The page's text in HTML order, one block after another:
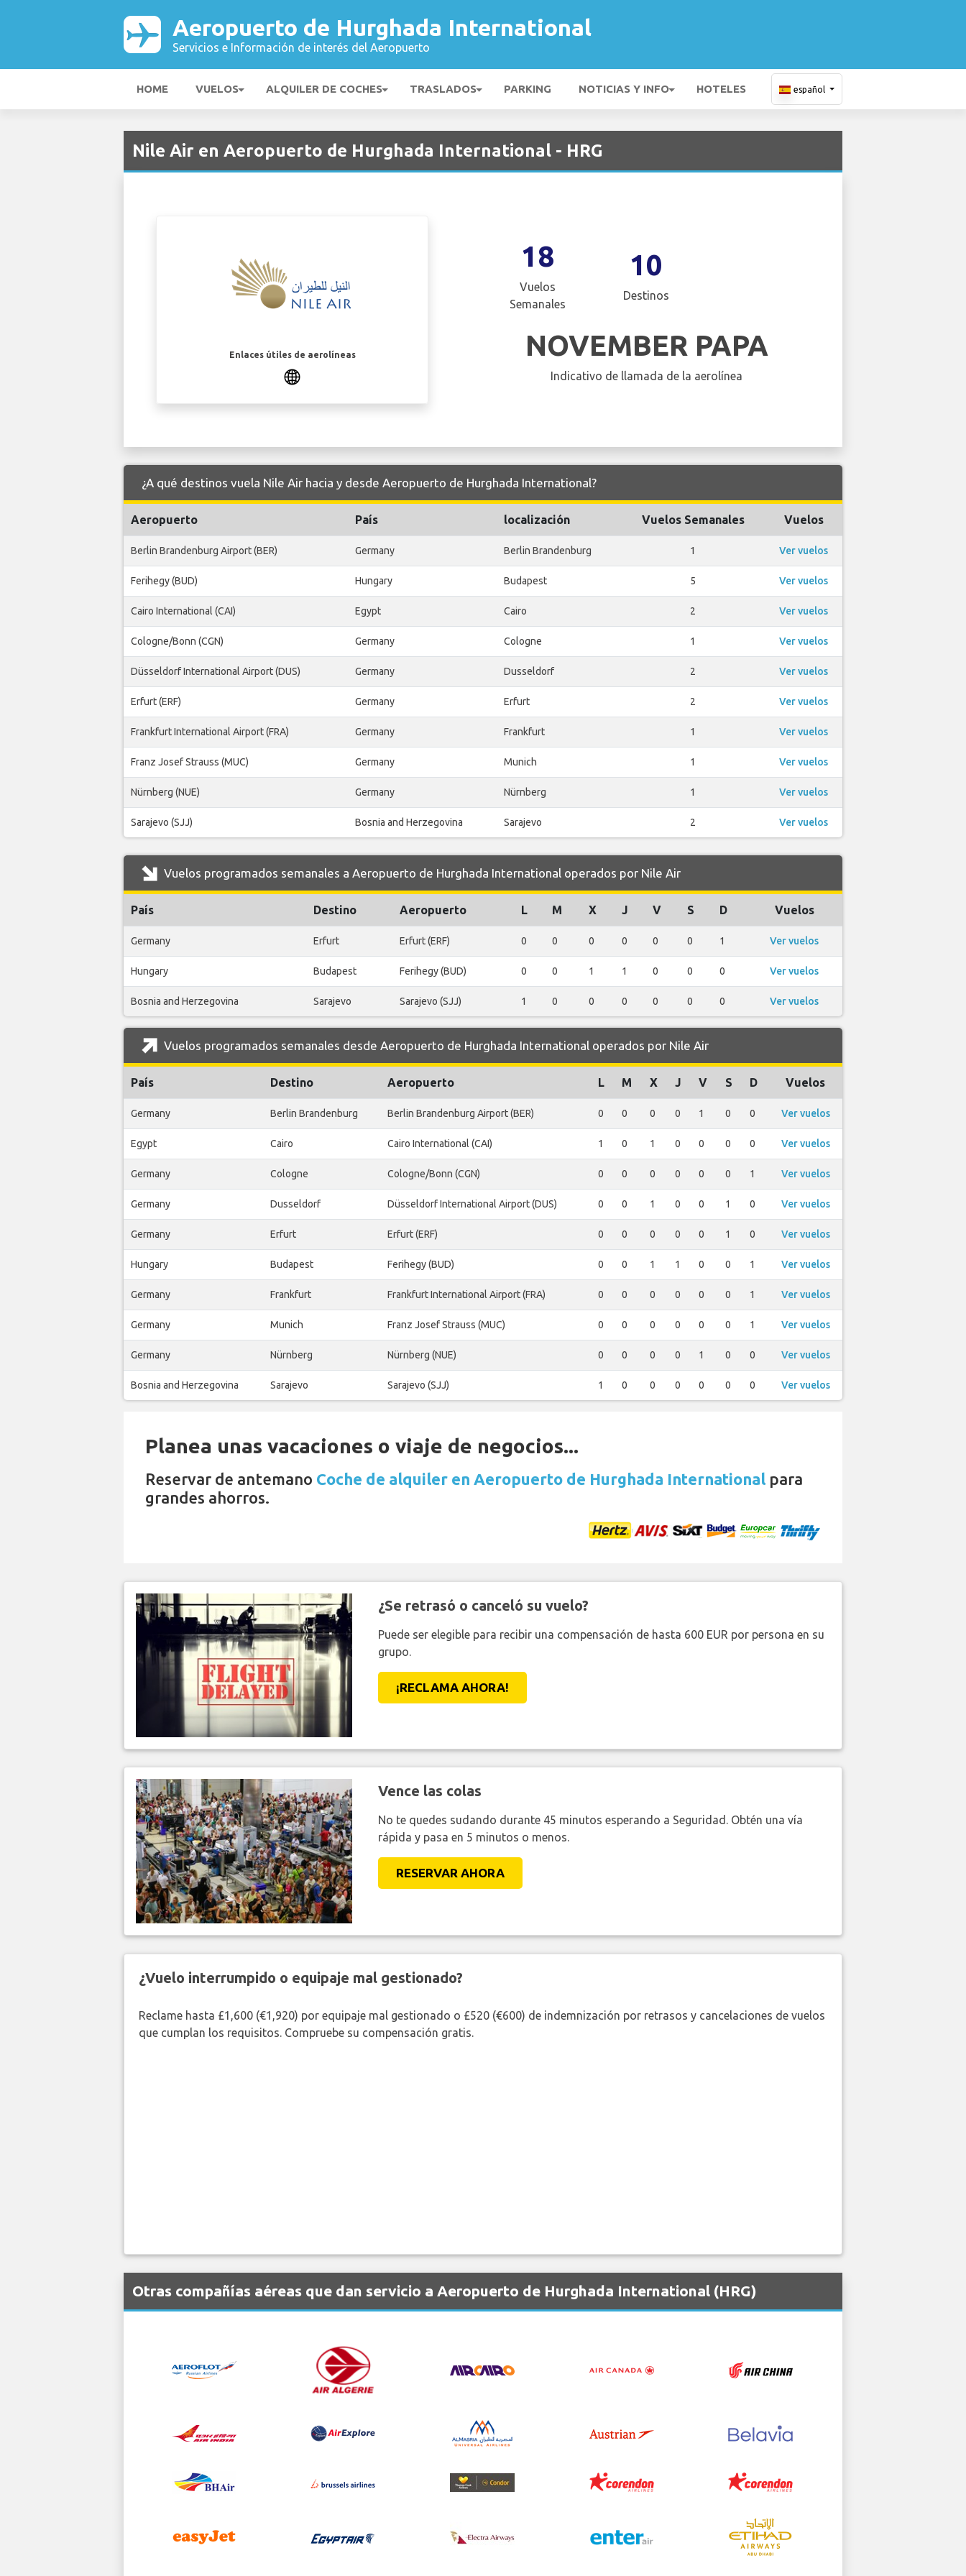
Aeropuerto de Hurghada International
Servicios e Información de interés del Aeropuerto
HOME VUELOS ALQUILER DE COCHES TRASLADOS PARKING NOTICIAS Y INFO HOTELES español
Nile Air en Aeropuerto de Hurghada International - HRG
Enlaces útiles de aerolíneas
18
Vuelos
Semanales
10
Destinos
NOVEMBER PAPA
Indicativo de llamada de la aerolínea
¿A qué destinos vuela Nile Air hacia y desde Aeropuerto de Hurghada International?
Aeropuerto País localización Vuelos Semanales Vuelos
Berlin Brandenburg Airport (BER) Germany Berlin Brandenburg 1 Ver vuelos
Ferihegy (BUD) Hungary Budapest 5 Ver vuelos
Cairo International (CAI) Egypt Cairo 2 Ver vuelos
Cologne/Bonn (CGN) Germany Cologne 1 Ver vuelos
Düsseldorf International Airport (DUS) Germany Dusseldorf 2 Ver vuelos
Erfurt (ERF) Germany Erfurt 2 Ver vuelos
Frankfurt International Airport (FRA) Germany Frankfurt 1 Ver vuelos
Franz Josef Strauss (MUC) Germany Munich 1 Ver vuelos
Nürnberg (NUE) Germany Nürnberg 1 Ver vuelos
Sarajevo (SJJ) Bosnia and Herzegovina Sarajevo 2 Ver vuelos
Vuelos programados semanales a Aeropuerto de Hurghada International operados por Nile Air
País Destino Aeropuerto L M X J V S D Vuelos
Germany Erfurt Erfurt (ERF) 0 0 0 0 0 0 1 Ver vuelos
Hungary Budapest Ferihegy (BUD) 0 0 1 1 0 0 0 Ver vuelos
Bosnia and Herzegovina Sarajevo Sarajevo (SJJ) 1 0 0 0 0 0 0 Ver vuelos
Vuelos programados semanales desde Aeropuerto de Hurghada International operados por Nile Air
País Destino Aeropuerto L M X J V S D Vuelos
Germany Berlin Brandenburg Berlin Brandenburg Airport (BER) 0 0 0 0 1 0 0 Ver vuelos
Egypt Cairo Cairo International (CAI) 1 0 1 0 0 0 0 Ver vuelos
Germany Cologne Cologne/Bonn (CGN) 0 0 0 0 0 0 1 Ver vuelos
Germany Dusseldorf Düsseldorf International Airport (DUS) 0 0 1 0 0 1 0 Ver vuelos
Germany Erfurt Erfurt (ERF) 0 0 0 0 0 1 0 Ver vuelos
Hungary Budapest Ferihegy (BUD) 0 0 1 1 0 0 1 Ver vuelos
Germany Frankfurt Frankfurt International Airport (FRA) 0 0 0 0 0 0 1 Ver vuelos
Germany Munich Franz Josef Strauss (MUC) 0 0 0 0 0 0 1 Ver vuelos
Germany Nürnberg Nürnberg (NUE) 0 0 0 0 1 0 0 Ver vuelos
Bosnia and Herzegovina Sarajevo Sarajevo (SJJ) 1 0 0 0 0 0 0 Ver vuelos
Planea unas vacaciones o viaje de negocios...
Reservar de antemano Coche de alquiler en Aeropuerto de Hurghada International para
grandes ahorros.
¿Se retrasó o canceló su vuelo?
Puede ser elegible para recibir una compensación de hasta 600 EUR por persona en su
grupo.
¡RECLAMA AHORA!
Vence las colas
No te quedes sudando durante 45 minutos esperando a Seguridad. Obtén una vía
rápida y pasa en 5 minutos o menos.
RESERVAR AHORA
¿Vuelo interrumpido o equipaje mal gestionado?
Reclame hasta £1,600 (€1,920) por equipaje mal gestionado o £520 (€600) de indemnización por retrasos y cancelaciones de vuelos
que cumplan los requisitos. Compruebe su compensación gratis.
Otras compañías aéreas que dan servicio a Aeropuerto de Hurghada International (HRG)